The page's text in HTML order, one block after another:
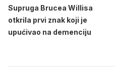
Supruga Brucea Willisa
otkrila prvi znak koji je
upućivao na demenciju